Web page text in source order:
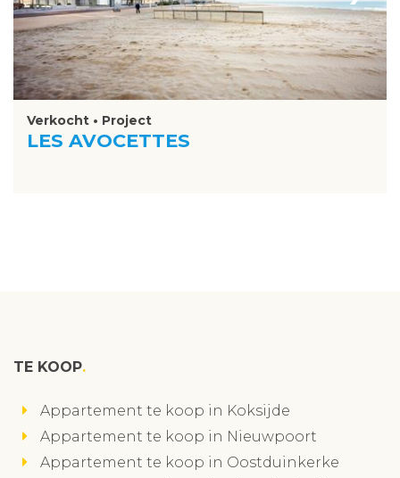
Verkocht • Project
LES AVOCETTES
TE KOOP
Appartement te koop in Koksijde
Appartement te koop in Nieuwpoort
Appartement te koop in Oostduinkerke